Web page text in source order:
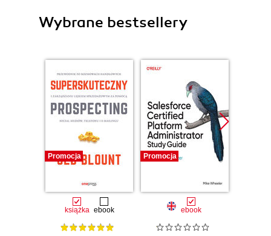
Wybrane bestsellery
Promocja
książka ebook
Promocja
ebook